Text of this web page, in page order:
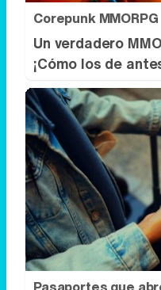
Pasaportes que
Los pasaportes
mundo, ¿está el